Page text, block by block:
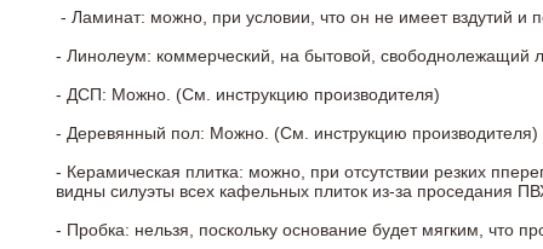
- Ламинат: можно, при условии, что он не имеет вздутий
- Линолеум: коммерческий, на бытовой, свободнолежащий
- ДСП: Можно. (См. инструкцию производителя)
- Деревянный пол: Можно. (См. инструкцию производителя)
- Керамическая плитка: можно, при отсутствии резких
видны силуэты всех кафельных плиток из-за проседания
- Пробка: нельзя, поскольку основание будет мягким, что